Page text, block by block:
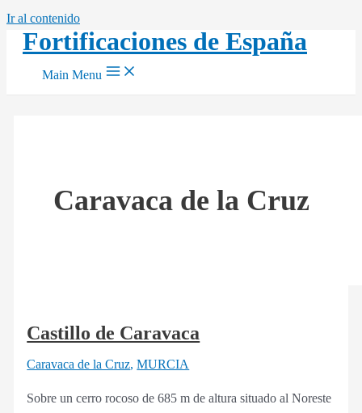
Ir al contenido
Fortificaciones de España
Main Menu
Caravaca de la Cruz
Castillo de Caravaca
Caravaca de la Cruz,MURCIA
Sobre un cerro rocoso de 685 m de altura situado al Noreste